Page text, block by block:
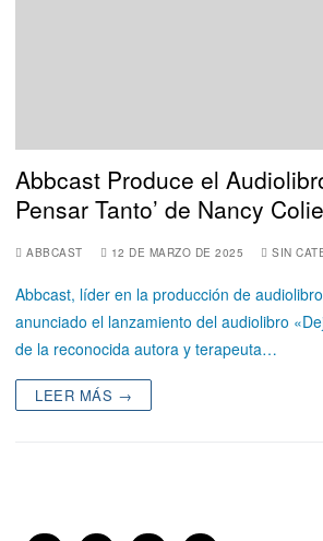
Abbcast Produce el
Pensar Tanto’ de Nancy
ABBCAST 12 DE MARZO DE 2025 SIN
Abbcast, líder en la producción de
anunciado el lanzamiento del audiolibro
de la reconocida autora y terapeuta…
LEER MÁS →